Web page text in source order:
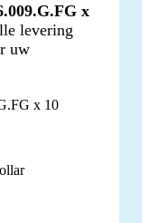
x
levering
uw
x 10